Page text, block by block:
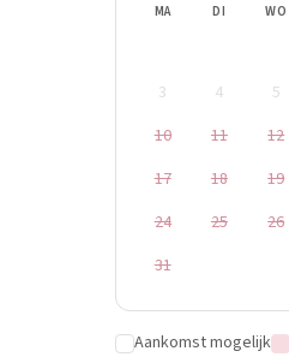
MA DI WO
3
4 5
10
11 12
17
18 19
24
25 26
31
Aankomst mogelijk